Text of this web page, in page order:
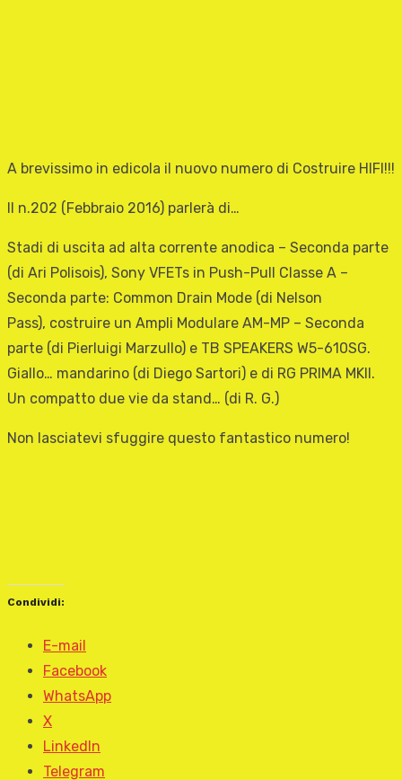
A brevissimo in edicola il nuovo numero di Costruire HIFI!!!
Il n.202 (Febbraio 2016) parlerà di…
Stadi di uscita ad alta corrente anodica – Seconda parte
(di Ari Polisois), Sony VFETs in Push-Pull Classe A –
Seconda parte: Common Drain Mode (di Nelson
Pass), costruire un Ampli Modulare AM-MP – Seconda
parte (di Pierluigi Marzullo) e TB SPEAKERS W5-610SG.
Giallo… mandarino (di Diego Sartori) e di RG PRIMA MKII.
Un compatto due vie da stand… (di R. G.)
Non lasciatevi sfuggire questo fantastico numero!
Condividi:
E-mail
Facebook
WhatsApp
X
LinkedIn
Telegram